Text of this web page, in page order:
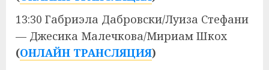
13:30 Габриэла Дабровски/Луиза Стефани
— Джесика Малечкова/Мириам Шкох
(ОНЛАЙН ТРАНСЛЯЦИЯ)